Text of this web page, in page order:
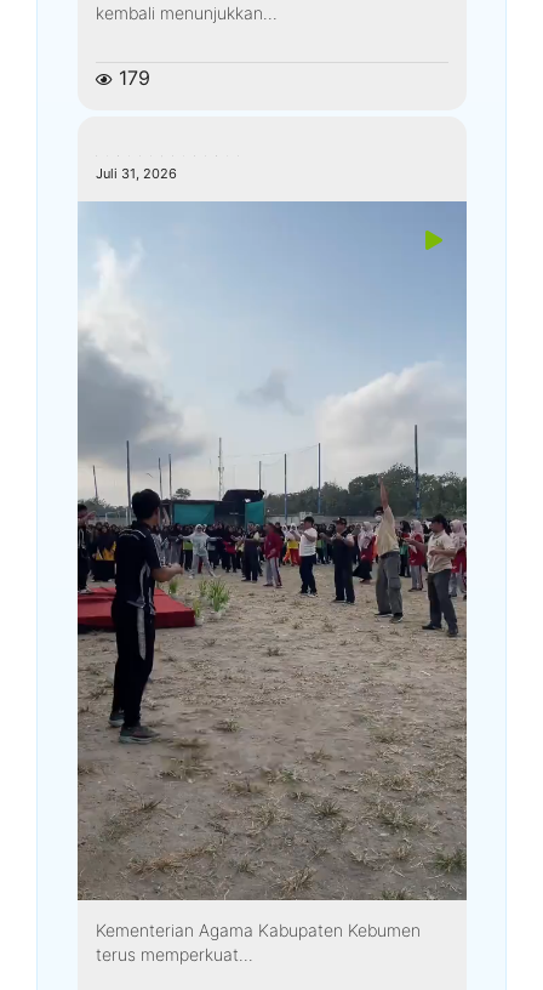
kembali menunjukkan...
179
Juli 31, 2026
Kementerian Agama Kabupaten Kebumen
terus memperkuat...